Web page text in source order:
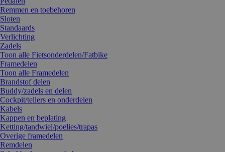
Remmen en toebehoren
Sloten
Standaards
Verlichting
Zadels
Toon alle Fietsonderdelen/Fatbike
Framedelen
Toon alle Framedelen
Brandstof delen
Buddy/zadels en delen
Cockpit/tellers en onderdelen
Kabels
Kappen en beplating
Ketting/tandwiel/poelies/trapas
Overige framedelen
Remdelen